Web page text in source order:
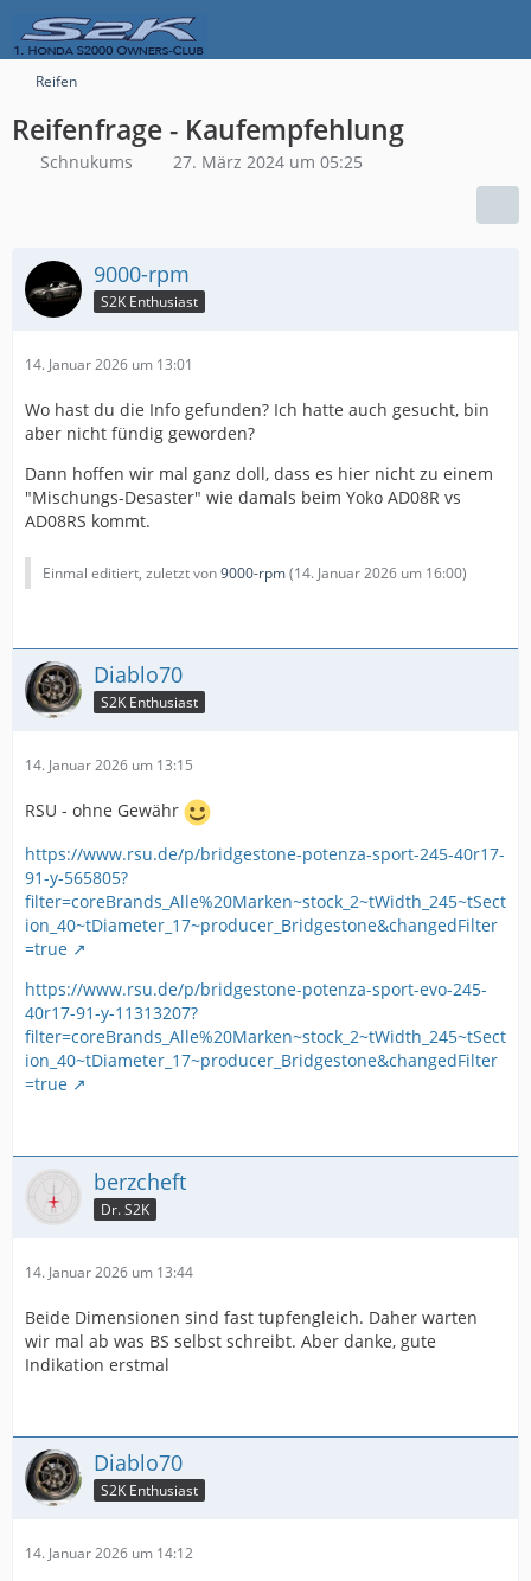
Reifen
Reifenfrage - Kaufempfehlung
Schnukums 27. März 2024 um 05:25
9000-rpm
S2K Enthusiast
14. Januar 2026 um 13:01
Wo hast du die Info gefunden? Ich hatte auch gesucht, bin
aber nicht fündig geworden?
Dann hoffen wir mal ganz doll, dass es hier nicht zu einem
"Mischungs-Desaster" wie damals beim Yoko AD08R vs
AD08RS kommt.
Einmal editiert, zuletzt von9000-rpm(14. Januar 2026 um 16:00)
Diablo70
S2K Enthusiast
14. Januar 2026 um 13:15
RSU - ohne Gewähr
https://www.rsu.de/p/bridgestone-potenza-sport-245-40r17-
91-y-565805?
filter=coreBrands_Alle%20Marken~stock_2~tWidth_245~tSect
ion_40~tDiameter_17~producer_Bridgestone&changedFilter
=true
https://www.rsu.de/p/bridgestone-potenza-sport-evo-245-
40r17-91-y-11313207?
filter=coreBrands_Alle%20Marken~stock_2~tWidth_245~tSect
ion_40~tDiameter_17~producer_Bridgestone&changedFilter
=true
berzcheft
Dr. S2K
14. Januar 2026 um 13:44
Beide Dimensionen sind fast tupfengleich. Daher warten
wir mal ab was BS selbst schreibt. Aber danke, gute
Indikation erstmal
Diablo70
S2K Enthusiast
14. Januar 2026 um 14:12